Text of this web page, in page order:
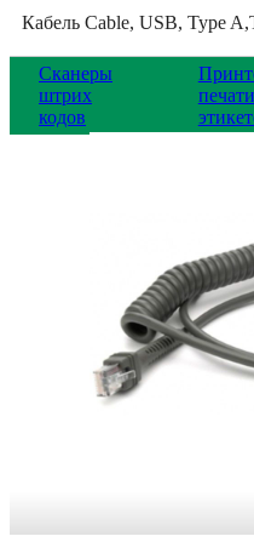
Сканеры
штрих
кодов
печати